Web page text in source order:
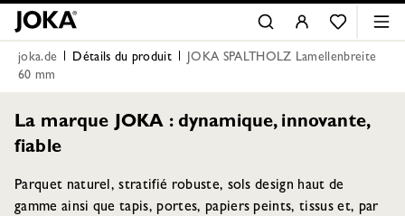
joka.de Détails du produit
JOKA SPALTHOLZ Lamellenbreite
60 mm
La marque JOKA : dynamique, innovante,
fiable
Parquet naturel, stratifié robuste, sols design haut de
gamme ainsi que tapis, portes, papiers peints, tissus et, par